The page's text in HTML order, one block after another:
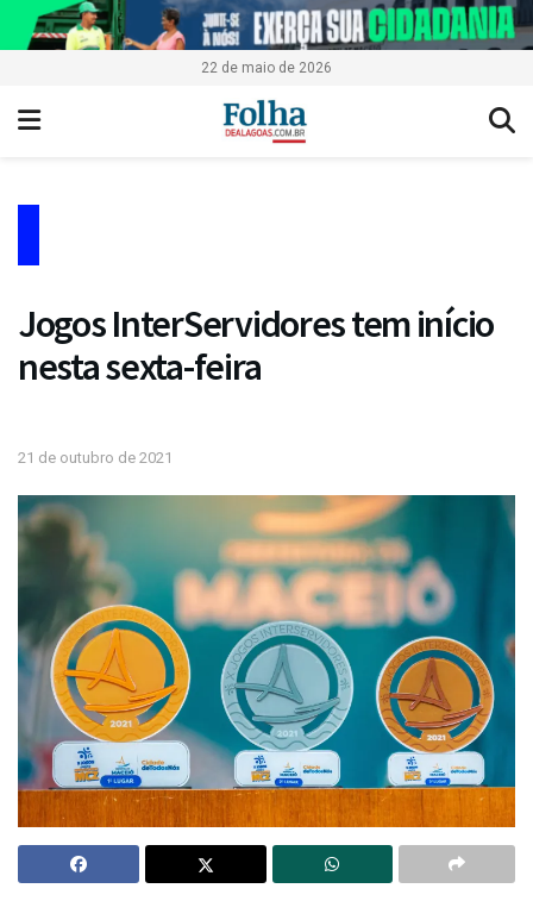
22 de maio de 2026
Jogos InterServidores tem início
nesta sexta-feira
21 de outubro de 2021